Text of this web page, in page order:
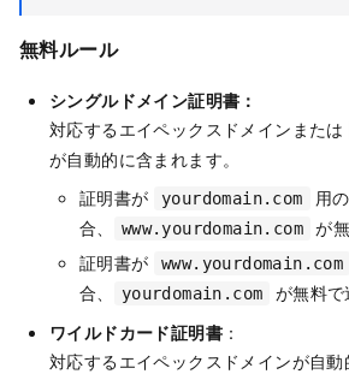
無料ルール
シングルドメイン証明書：
対応するエイペックスドメインまたは
が自動的に含まれます。
証明書が
yourdomain.com
用
合、
www.yourdomain.com
が
証明書が
www.yourdomain.com
合、
yourdomain.com
が無料で
ワイルドカード証明書 ：
対応するエイペックスドメインが自動